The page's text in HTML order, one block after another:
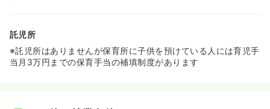
託児所
※託児所はありませんが保育所に子供を預けている人には育児手
当月3万円までの保育手当の補填制度があります